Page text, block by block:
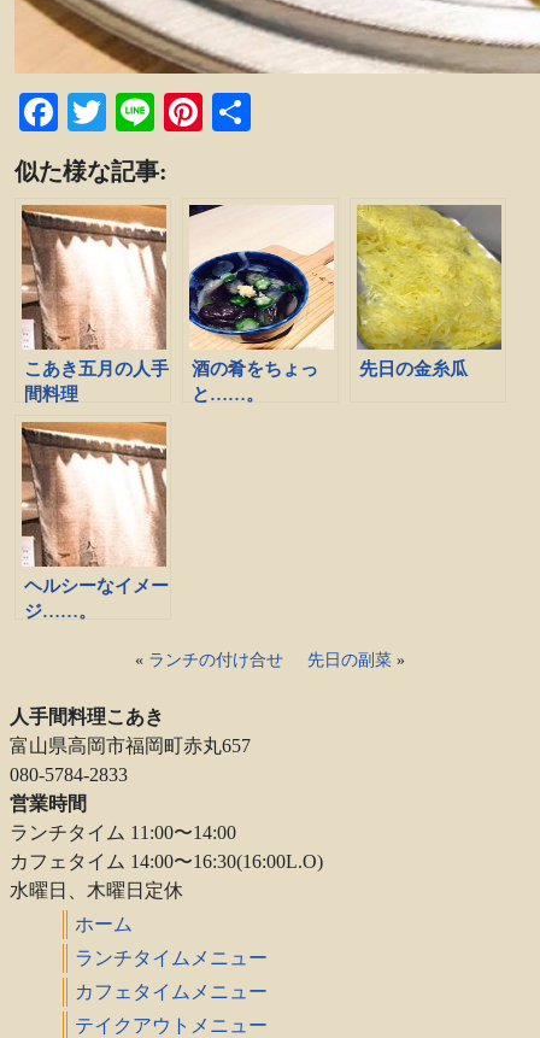
Facebook
TwitterLinePinterest
似た様な記事:
こあき五月の人手
間料理
酒の肴をちょっ
と……。
先日の金糸瓜
ヘルシーなイメー
ジ……。
« ランチの付け合せ 先日の副菜 »
人手間料理こあき
富山県高岡市福岡町赤丸657
080-5784-2833
営業時間
ランチタイム 11:00〜14:00
カフェタイム 14:00〜16:30(16:00L.O)
水曜日、木曜日定休
ホーム
ランチタイムメニュー
カフェタイムメニュー
テイクアウトメニュー